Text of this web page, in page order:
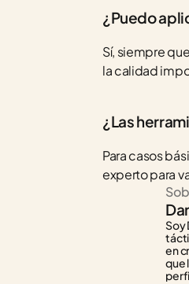
¿Puedo
Sí, siempre
la calidad
¿Las
Para casos
experto para
Soy
en
que